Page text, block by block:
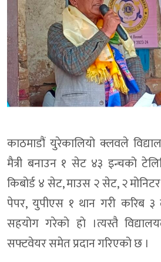
काठमाडौं युरेकालियो क्लवले
मैत्री बनाउन १ सेट ४३ इन्चको
किबोर्ड ४ सेट, माउस २ सेट, २
पेपर, युपीएस १ थान गरी करिब ३
सहयोग गरेकाे हाे ।त्यस्तै
सफ्टवेयर समेत प्रदान गरिएको छ ।